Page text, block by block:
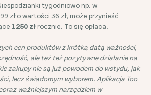
tygodniowo np. w
zł o wartości 36 zł, może przynieść
1250 złrocznie. To się opłaca.
cen produktów z krótką datą ważności,
ale też też pozytywne działanie na
zakupy nie są już powodem do wstydu, jak
lecz świadomym wyborem. Aplikacja Too
ważniejszym narzędziem w